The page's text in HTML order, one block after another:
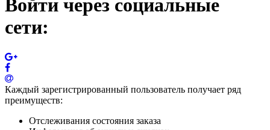
Войти через социальные
сети:
Каждый зарегистрированный пользователь получает ряд
преимуществ:
Отслеживания состояния заказа